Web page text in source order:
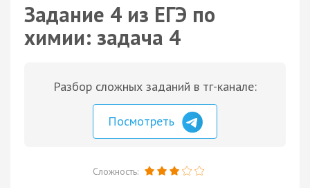
Задание 4 из ЕГЭ по
химии: задача 4
Разбор сложных заданий в тг-канале:
Посмотреть
Сложность: